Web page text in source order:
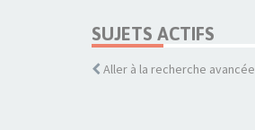
SUJETS ACTIFS
Aller à la recherche avancée